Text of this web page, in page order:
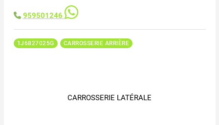
959501246
1J6827025G CARROSSERIE ARRIÈRE
CARROSSERIE LATÉRALE